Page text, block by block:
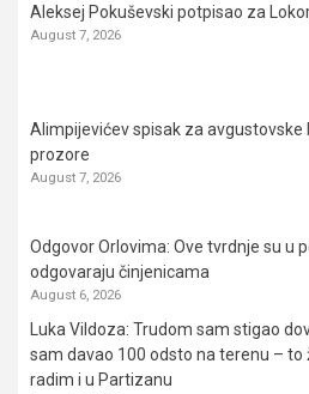
Aleksej Pokuševski potpisao za
August 7, 2026
Alimpijevićev spisak za avgustovske
prozore
August 7, 2026
Odgovor Orlovima: ​Ove tvrdnje su u
odgovaraju činjenicama
August 6, 2026
Luka Vildoza: Trudom sam stigao
sam davao 100 odsto na terenu – to
radim i u Partizanu